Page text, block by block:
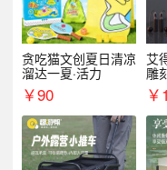
贪吃猫文创夏日清凉
溜达一夏·活力
￥90
艾
雕
￥